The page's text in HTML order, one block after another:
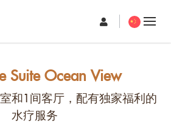
Suite Ocean View
和1间客厅，配有独家福利的
水疗服务